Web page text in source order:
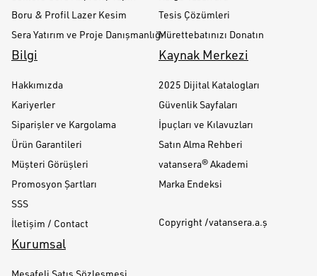
Boru & Profil Lazer Kesim
Sera Yatırım ve Proje Danışmanlığı
Tesis Çözümleri
Mürettebatınızı Donatın
Bilgi
Hakkımızda
Kariyerler
Siparişler ve Kargolama
Ürün Garantileri
Müşteri Görüşleri
Promosyon Şartları
SSS
İletişim / Contact
Kaynak Merkezi
2025 Dijital Katalogları
Güvenlik Sayfaları
İpuçları ve Kılavuzları
Satın Alma Rehberi
vatansera® Akademi
Marka Endeksi
Copyright /vatansera.a.ş
Kurumsal
Mesafeli Satış Sözleşmesi